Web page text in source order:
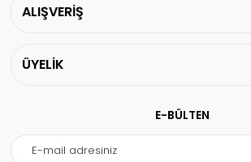
ALIŞVERİŞ
ÜYELİK
E-BÜLTEN